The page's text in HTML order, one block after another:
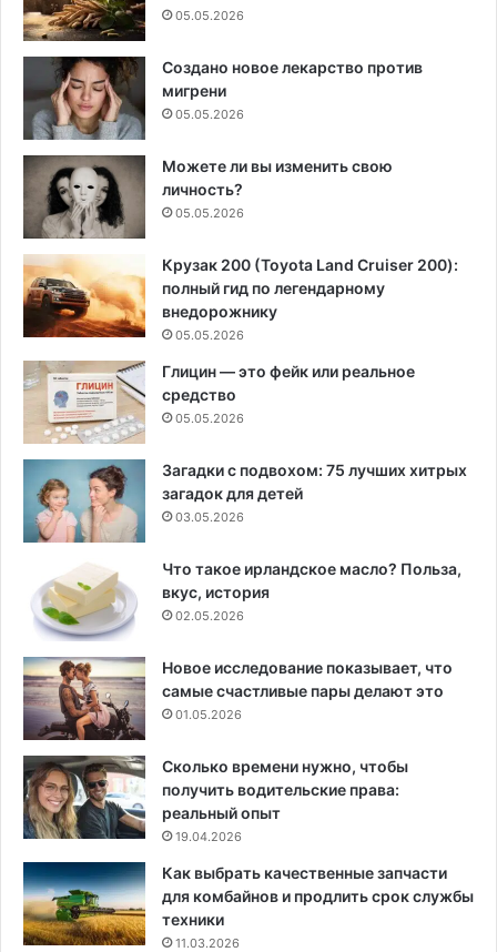
05.05.2026
Создано новое лекарство против
мигрени
05.05.2026
Можете ли вы изменить свою
личность?
05.05.2026
Крузак 200 (Toyota Land Cruiser 200):
полный гид по легендарному
внедорожнику
05.05.2026
Глицин — это фейк или реальное
средство
05.05.2026
Загадки с подвохом: 75 лучших хитрых
загадок для детей
03.05.2026
Что такое ирландское масло? Польза,
вкус, история
02.05.2026
Новое исследование показывает, что
самые счастливые пары делают это
01.05.2026
Сколько времени нужно, чтобы
получить водительские права:
реальный опыт
19.04.2026
Как выбрать качественные запчасти
для комбайнов и продлить срок службы
техники
11.03.2026